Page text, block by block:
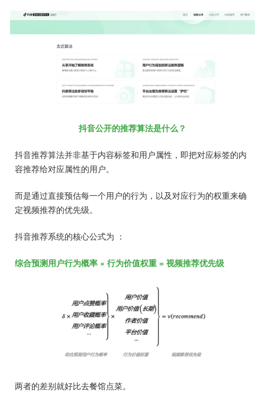
抖音公开的推荐算法是什么？
抖音推荐算法并非基于内容标签和用户属性，即把对应标签的内
容推荐给对应属性的用户。
而是通过直接预估每一个用户的行为，以及对应行为的权重来确
定视频推荐的优先级。
抖音推荐系统的核心公式为 ：
综合预测用户行为概率 × 行为价值权重 = 视频推荐优先级
两者的差别就好比去餐馆点菜。